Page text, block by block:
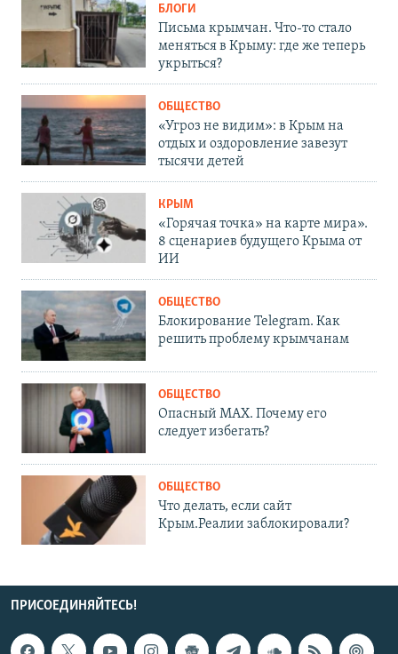
БЛОГИ
Письма крымчан. Что-то стало
меняться в Крыму: где же теперь
укрыться?
ОБЩЕСТВО
«Угроз не видим»: в Крым на
отдых и оздоровление завезут
тысячи детей
КРЫМ
«Горячая точка» на карте мира».
8 сценариев будущего Крыма от
ИИ
ОБЩЕСТВО
Блокирование Telegram. Как
решить проблему крымчанам
ОБЩЕСТВО
Опасный MAX. Почему его
следует избегать?
ОБЩЕСТВО
Что делать, если сайт
Крым.Реалии заблокировали?
ПРИСОЕДИНЯЙТЕСЬ!